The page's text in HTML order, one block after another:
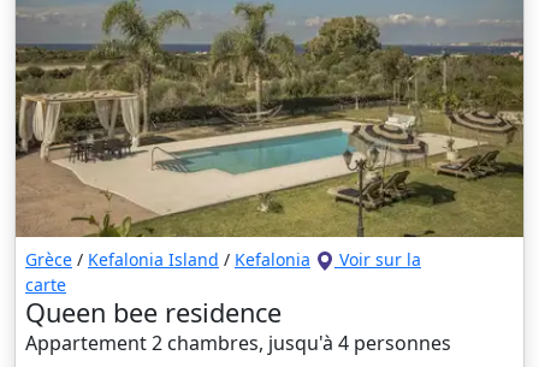
Grèce / Kefalonia Island / Kefalonia
Voir sur la
carte
Queen bee residence
Appartement 2 chambres, jusqu'à 4 personnes